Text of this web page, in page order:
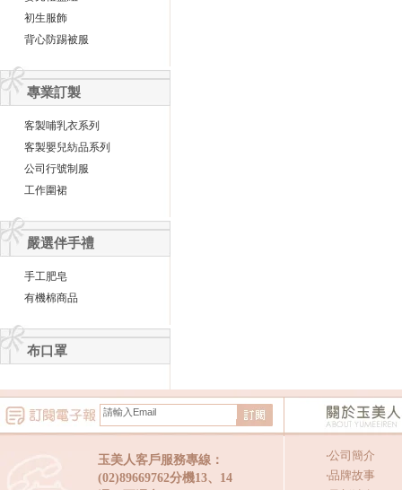
初生服飾
背心防踢被服
專業訂製
客製哺乳衣系列
客製嬰兒紡品系列
公司行號制服
工作圍裙
嚴選伴手禮
手工肥皂
有機棉商品
布口罩
玉美人客戶服務專線：
(02)89669762分機13、14
‧公司簡介
‧品牌故事